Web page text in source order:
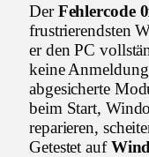
DerFehlercode
frustrierendsten
er den PC
keine
abgesicherte
beim Start,
reparieren,
Getestet auf